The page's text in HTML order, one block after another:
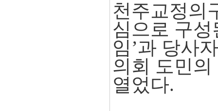
천주교정의
심으로 구성
임’과 당사
의회 도민의
열었다.